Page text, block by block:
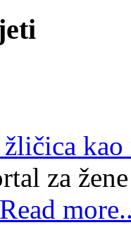
kao
za žene
Read